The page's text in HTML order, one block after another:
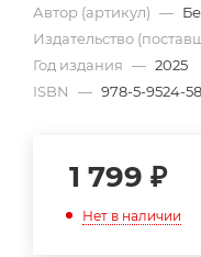
Автор (артикул) —
Издательство
Год издания — 2025
ISBN
— 978-5-9524-
1 799 ₽
Нет в наличии